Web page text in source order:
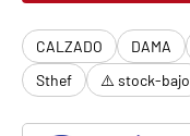
CALZADO DAMA
Sthef
⚠️ stock-bajo